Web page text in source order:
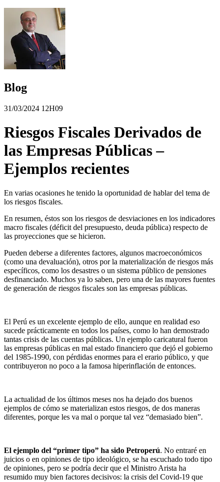
Blog
31/03/2024 12H09
Riesgos Fiscales Derivados de
las Empresas Públicas –
Ejemplos recientes
En varias ocasiones he tenido la oportunidad de hablar del tema de
los riesgos fiscales.
En resumen, éstos son los riesgos de desviaciones en los indicadores
macro fiscales (déficit del presupuesto, deuda pública) respecto de
las proyecciones que se hicieron.
Pueden deberse a diferentes factores, algunos macroeconómicos
(como una devaluación), otros por la materialización de riesgos más
específicos, como los desastres o un sistema público de pensiones
desfinanciado. Muchos ya lo saben, pero una de las mayores fuentes
de generación de riesgos fiscales son las empresas públicas.
El Perú es un excelente ejemplo de ello, aunque en realidad eso
sucede prácticamente en todos los países, como lo han demostrado
tantas crisis de las cuentas públicas. Un ejemplo caricatural fueron
las empresas públicas en mal estado financiero que dejó el gobierno
del 1985-1990, con pérdidas enormes para el erario público, y que
contribuyeron no poco a la famosa hiperinflación de entonces.
La actualidad de los últimos meses nos ha dejado dos buenos
ejemplos de cómo se materializan estos riesgos, de dos maneras
diferentes, porque les va mal o porque tal vez “demasiado bien”.
El ejemplo del “primer tipo” ha sido Petroperú. No entraré en
juicios o en opiniones de tipo ideológico, se ha escuchado todo tipo
de opiniones, pero se podría decir que el Ministro Arista ha
resumido muy bien factores decisivos: la crisis del Covid-19 que